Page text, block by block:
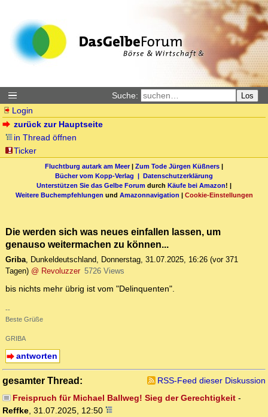
Suche: Los
Login
zurück zur Hauptseite
in Thread öffnen
Ticker
Fluchtburg autark am Meer| Zum Tode Jürgen Küßners |
Bücher vom Kopp-Verlag | Datenschutzerklärung
Unterstützen Sie das Gelbe Forum durch Käufe bei Amazon! |
Weitere Buchempfehlungen und Amazonnavigation | Cookie-Einstellungen
Die werden sich was neues einfallen lassen, um
genauso weitermachen zu können...
Griba, Dunkeldeutschland, Donnerstag, 31.07.2025, 16:26 (vor 371
Tagen) @ Revoluzzer 5726 Views
bis nichts mehr übrig ist vom "Delinquenten".
--
Beste Grüße
GRIBA
antworten
gesamter Thread:
RSS-Feed dieser Diskussion
Freispruch für Michael Ballweg! Sieg der Gerechtigkeit-
Reffke, 31.07.2025, 12:50